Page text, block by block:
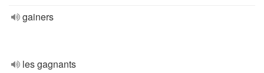
gainers
les gagnants